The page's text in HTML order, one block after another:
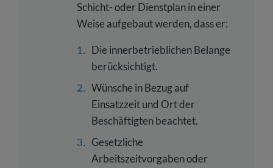
Schicht- oder Dienstplan in einer
Weise aufgebaut werden, dass er:
Die innerbetrieblichen Belange
berücksichtigt.
Wünsche in Bezug auf
Einsatzzeit und Ort der
Beschäftigten beachtet.
Gesetzliche
Arbeitszeitvorgaben oder